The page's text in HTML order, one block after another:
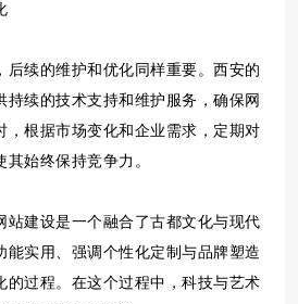
后续的维护和优化同样重要。西安的
持续的技术支持和维护服务，确保网
，根据市场变化和企业需求，定期对
始终保持竞争力。
站建设是一个融合了古都文化与现代
能实用、强调个性化定制与品牌塑造
的过程。在这个过程中，科技与艺术